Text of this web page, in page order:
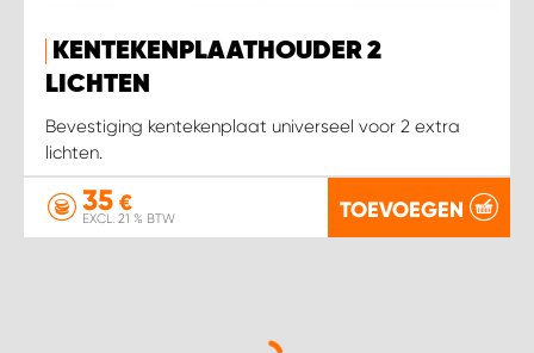
KENTEKENPLAATHOUDER 2
LICHTEN
Bevestiging kentekenplaat universeel voor 2 extra
lichten.
35 €
EXCL. 21 % BTW TOEVOEGEN